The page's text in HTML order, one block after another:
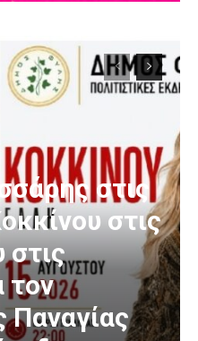
στις
στις
στις
τον
Παναγίας